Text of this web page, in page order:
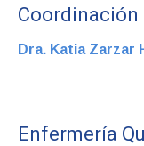
Coordinación
Dra. Katia Zarzar
Enfermería